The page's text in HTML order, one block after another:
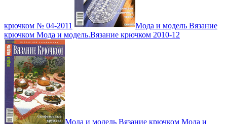
крючком № 04-2011
Мода и модель Вязание
крючком Мода и модель.Вязание крючком 2010-12
Мода и модель Вязание крючком Мода и